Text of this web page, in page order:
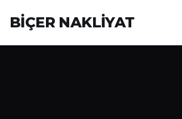
BİÇER NAKLİYAT